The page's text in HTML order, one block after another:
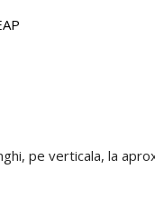
pe verticala, la